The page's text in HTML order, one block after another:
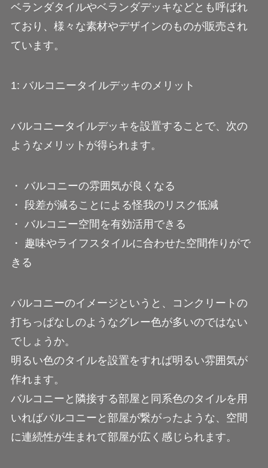
ベランダタイルやベランダデッキなどとも呼ばれ
ており、様々な素材やデザインのものが販売され
ています。
1: バルコニータイルデッキのメリット
バルコニータイルデッキを設置することで、次の
ようなメリットが得られます。
・ バルコニーの雰囲気が良くなる
・ 段差が減ることによる怪我のリスク低減
・ バルコニー空間を有効活用できる
・ 趣味やライフスタイルに合わせた空間作りがで
きる
バルコニーのイメージというと、コンクリートの
打ちっぱなしのようなグレー色が多いのではない
でしょうか。
明るい色のタイルを設置をすれば明るい雰囲気が
作れます。
バルコニーと隣接する部屋と同系色のタイルを用
いればバルコニーと部屋が繋がったような、空間
に連続性が生まれて部屋が広く感じられます。